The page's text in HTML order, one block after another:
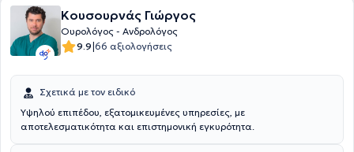
Κουσουρνάς Γιώργος
Ουρολόγος - Ανδρολόγος
9.9|66 αξιολογήσεις
Σχετικά με τον ειδικό
Υψηλού επιπέδου, εξατομικευμένες υπηρεσίες, με
αποτελεσματικότητα και επιστημονική εγκυρότητα.